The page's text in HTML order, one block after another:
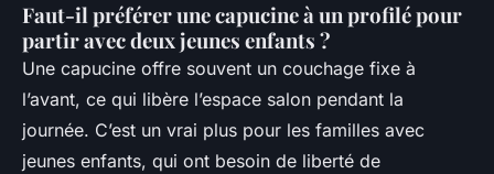
Faut-il préférer une capucine à un profilé pour
partir avec deux jeunes enfants ?
Une capucine offre souvent un couchage fixe à
l’avant, ce qui libère l’espace salon pendant la
journée. C’est un vrai plus pour les familles avec
jeunes enfants, qui ont besoin de liberté de